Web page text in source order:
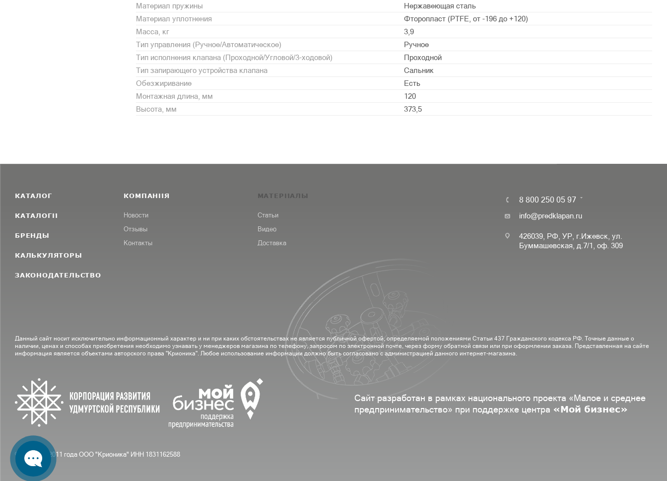
Материал пружины
Нержавеющая сталь
Материал уплотнения
Фторопласт (PTFE, от -196 до +120)
Масса, кг
3,9
Тип управления (Ручное/Автоматическое)
Ручное
Тип исполнения клапана (Проходной/Угловой/3-ходовой)
Проходной
Тип запирающего устройства клапана
Сальник
Обезжиривание
Есть
Монтажная длина, мм
120
Высота, мм
373,5
КАТАЛОГ
КАТАЛОГИ
БРЕНДЫ
КАЛЬКУЛЯТОРЫ
ЗАКОНОДАТЕЛЬСТВО
КОМПАНИЯ
Новости
Отзывы
Контакты
МАТЕРИАЛЫ
Статьи
Видео
Доставка
8 800 250 05 97
info@predklapan.ru
426039, РФ, УР, г.Ижевск, ул.
Буммашевская, д.7/1, оф. 309
Данный сайт носит исключительно информационный характер и ни при каких обстоятельствах не является публичной офертой, определяемой положениями Статьи 437 Гражданского кодекса РФ. Точные данные о
наличии, ценах и способах приобретения необходимо узнавать у менеджеров магазина по телефону, запросом по электронной почте, через форму обратной связи или при оформлении заказа. Представленная на сайте
информация является объектами авторского права "Крионика". Любое использование информации должно быть согласовано с администрацией данного интернет-магазина.
Сайт разработан в рамках национального проекта «Малое и среднее
предпринимательство» при поддержке центра «Мой бизнес»
© С вами с 2011 года ООО "Крионика" ИНН 1831162588